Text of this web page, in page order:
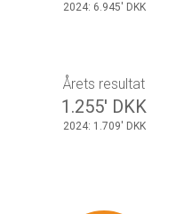
2024: 6.945' DKK
Årets resultat
1.255' DKK
2024: 1.709' DKK